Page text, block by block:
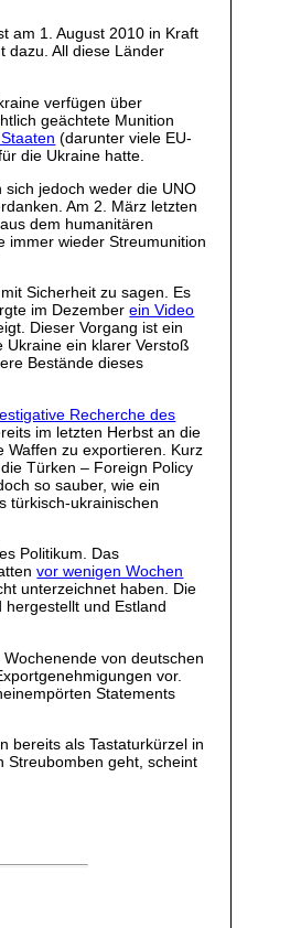
am 1. August 2010 in Kraft
dazu. All diese Länder
verfügen über
geächtete Munition
(darunter viele EU-
die Ukraine hatte.
sich jedoch weder die UNO
Am 2. März letzten
dem humanitären
immer wieder Streumunition
Sicherheit zu sagen. Es
im Dezemberein Video
Dieser Vorgang ist ein
Ukraine ein klarer Verstoß
Bestände dieses
Recherche des
im letzten Herbst an die
Waffen zu exportieren. Kurz
Türken – Foreign Policy
so sauber, wie ein
türkisch-ukrainischen
Politikum. Das
vor wenigen Wochen
unterzeichnet haben. Die
und Estland
von deutschen
vor.
Statements
bereits als Tastaturkürzel in
Streubomben geht, scheint